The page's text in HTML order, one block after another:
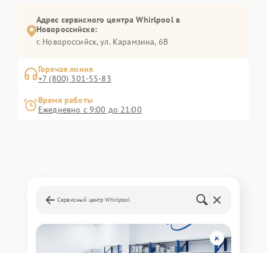
Адрес сервисного центра Whirlpool в
Новороссийске:
г. Новороссийск, ул. Карамзина, 6В
Горячая линия
+7 (800) 301-55-83
Время работы
Ежедневно с 9:00 до 21:00
Сервисный центр Whirlpool